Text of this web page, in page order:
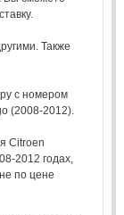
Также
с номером
(2008-2012).
Citroen
2012 годах,
по цене